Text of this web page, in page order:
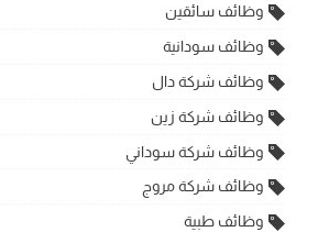
وظائف سائقين
وظائف سودانية
وظائف شركة دال
وظائف شركة زين
وظائف شركة سوداني
وظائف شركة مروج
وظائف طبية